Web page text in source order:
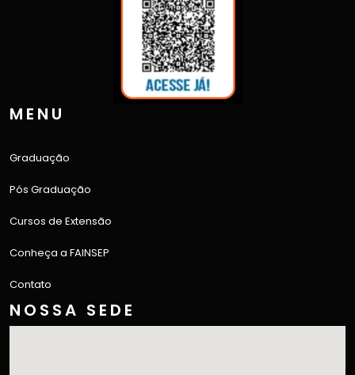
MENU
Graduação
Pós Graduação
Cursos de Extensão
Conheça a FAINSEP
Contato
NOSSA SEDE